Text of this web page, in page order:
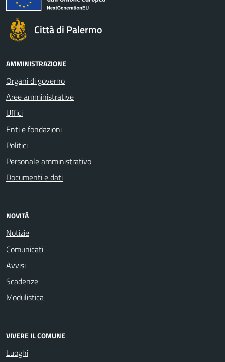
Città di Palermo
AMMINISTRAZIONE
Organi di governo
Aree amministrative
Uffici
Enti e fondazioni
Politici
Personale amministrativo
Documenti e dati
NOVITÀ
Notizie
Comunicati
Avvisi
Scadenze
Modulistica
VIVERE IL COMUNE
Luoghi